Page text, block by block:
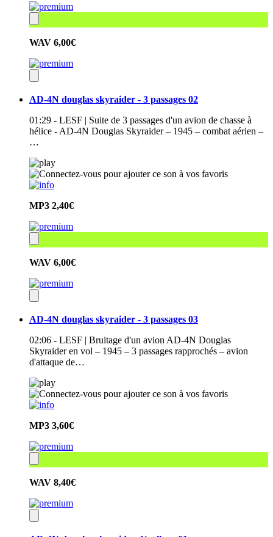
WAV 6,00€
AD-4N douglas skyraider - 3 passages 02
01:29 - LESF | Suite de 3 passages d'un avion de chasse à
hélice - AD-4N Douglas Skyraider – 1945 – combat aérien –
…
MP3 2,40€
WAV 6,00€
AD-4N douglas skyraider - 3 passages 03
02:06 - LESF | Bruitage d'un avion AD-4N Douglas
Skyraider en vol – 1945 – 3 passages rapprochés – avion
d'attaque de…
MP3 3,60€
WAV 8,40€